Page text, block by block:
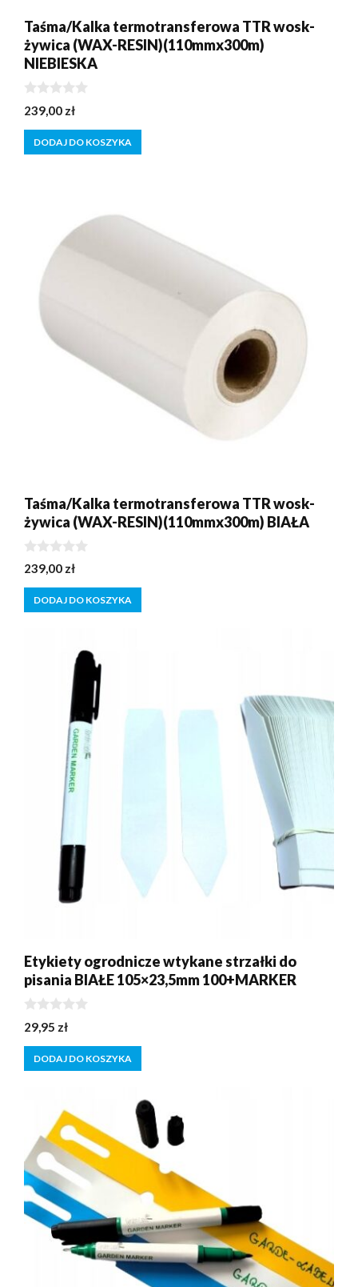
Taśma/Kalka termotransferowa TTR wosk-
żywica (WAX-RESIN)(110mmx300m)
NIEBIESKA
0
z
5
239,00 zł
DODAJ DO KOSZYKA
Taśma/Kalka termotransferowa TTR wosk-
żywica (WAX-RESIN)(110mmx300m) BIAŁA
0
z
5
239,00 zł
DODAJ DO KOSZYKA
Etykiety ogrodnicze wtykane strzałki do
pisania BIAŁE 105×23,5mm 100+MARKER
0
z
5
29,95 zł
DODAJ DO KOSZYKA